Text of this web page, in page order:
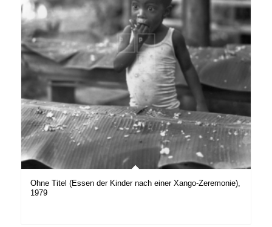
Ohne Titel (Essen der Kinder nach einer Xango-Zeremonie),
1979